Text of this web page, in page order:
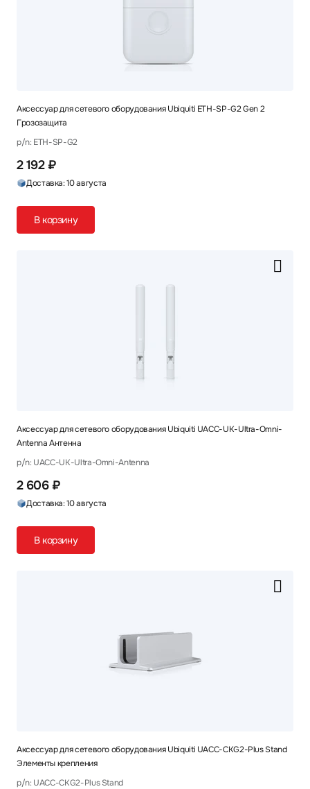
Аксессуар для сетевого оборудования Ubiquiti ETH-SP-G2 Gen 2
Грозозащита
p/n: ETH-SP-G2
2 192 ₽
Доставка: 10 августа
В корзину
Аксессуар для сетевого оборудования Ubiquiti UACC-UK-Ultra-Omni-
Antenna Антенна
p/n: UACC-UK-Ultra-Omni-Antenna
2 606 ₽
Доставка: 10 августа
В корзину
Аксессуар для сетевого оборудования Ubiquiti UACC-CKG2-Plus Stand
Элементы крепления
p/n: UACC-CKG2-Plus Stand